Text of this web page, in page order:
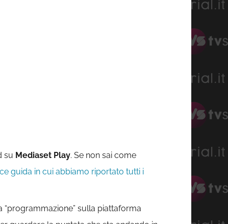
su Mediaset Play. Se non sai come
guida in cui abbiamo riportato tutti i
“programmazione” sulla piattaforma